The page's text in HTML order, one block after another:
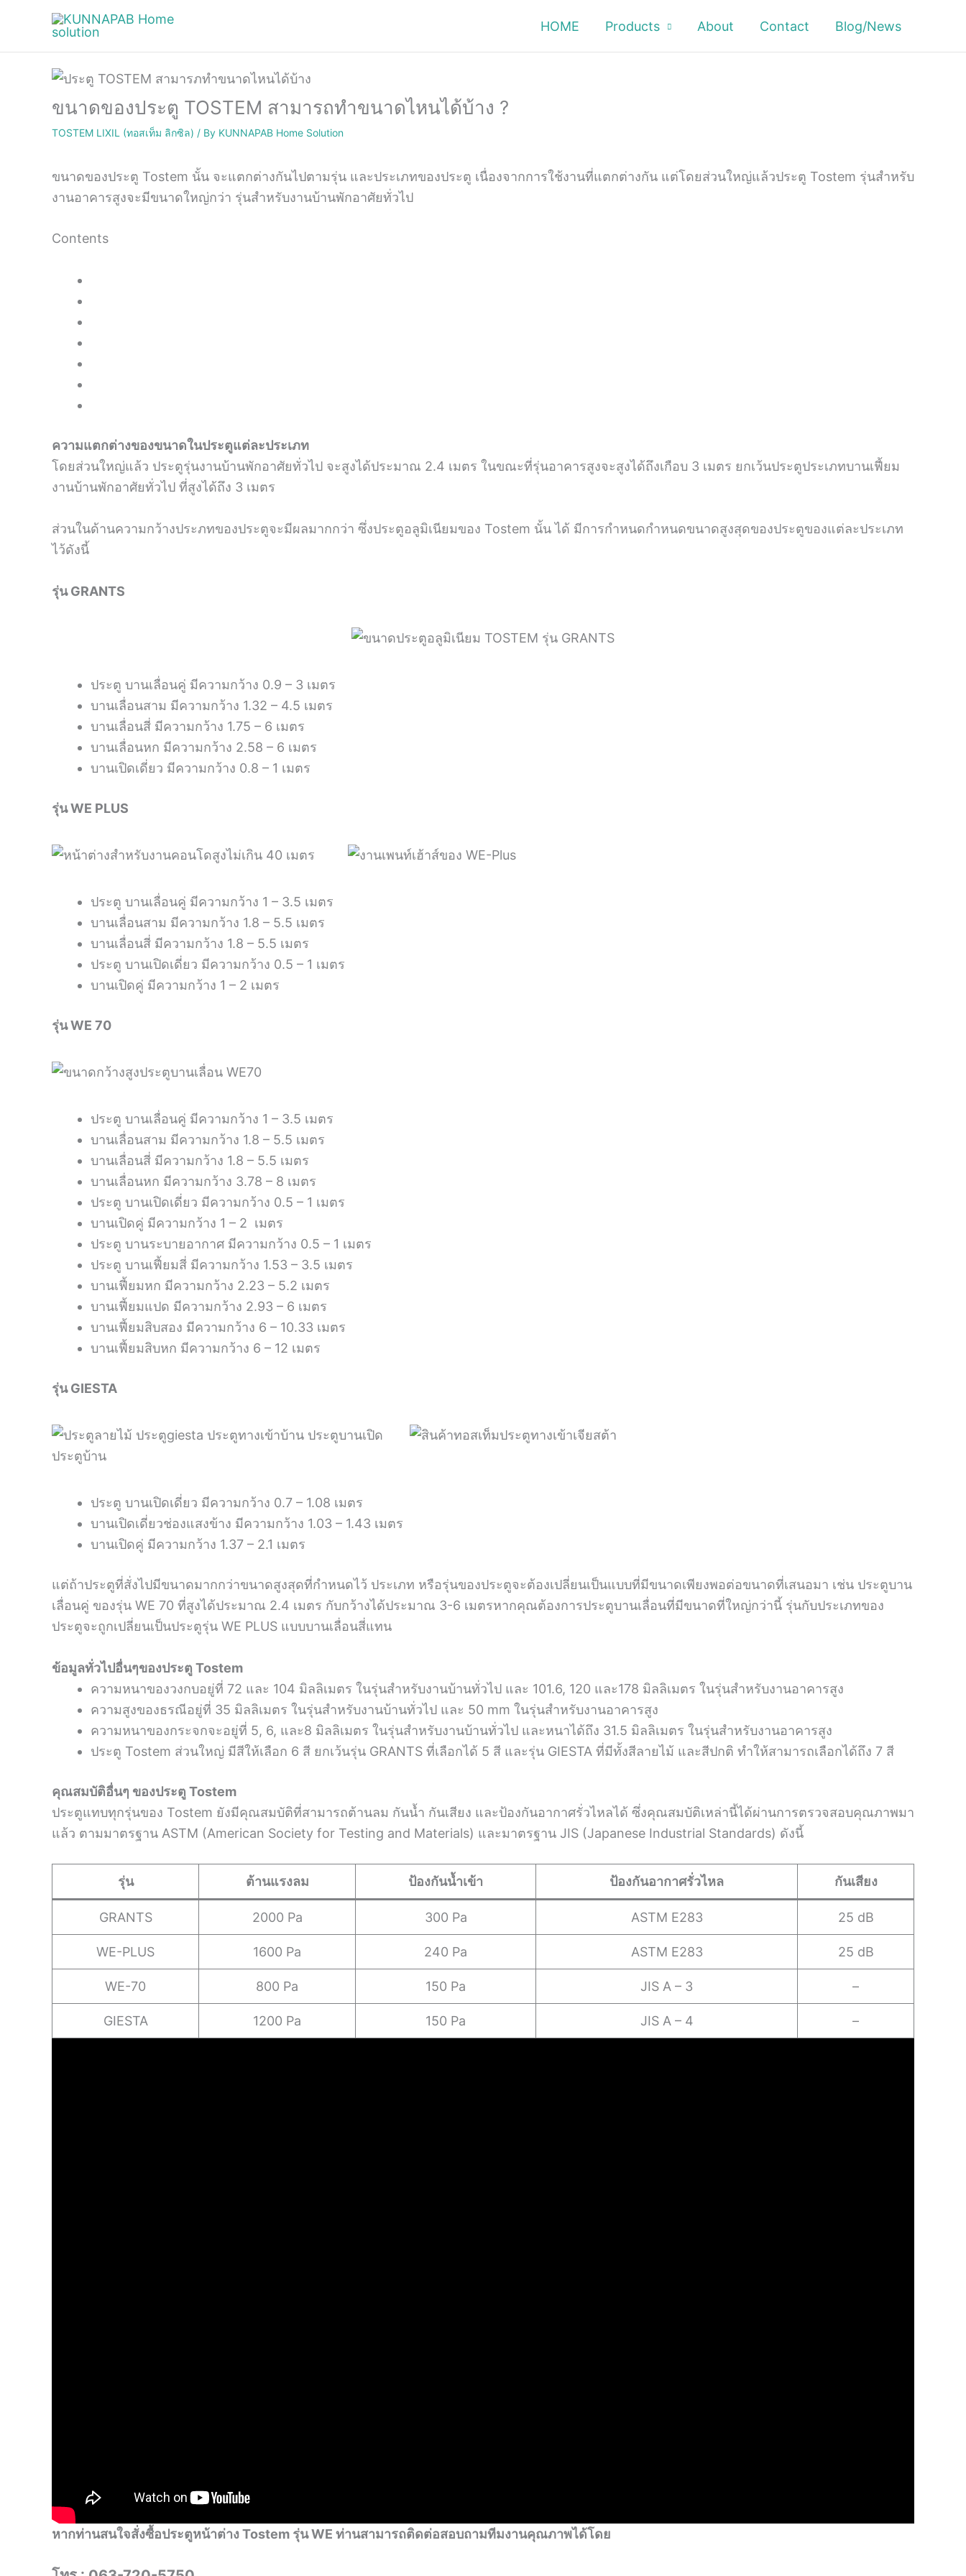
content
HOME Products About Contact Blog/News
ขนาดของประตู TOSTEM สามารถทำขนาดไหนได้บ้าง ?
TOSTEM LIXIL (ทอสเท็ม ลิกซิล) / By KUNNAPAB Home Solution
ขนาดของประตู Tostem นั้น จะแตกต่างกันไปตามรุ่น และประเภทของประตู เนื่องจากการใช้งานที่แตกต่างกัน แต่โดยส่วนใหญ่แล้วประตู Tostem รุ่นสำหรับ
งานอาคารสูงจะมีขนาดใหญ่กว่า รุ่นสำหรับงานบ้านพักอาศัยทั่วไป
Contents
ความแตกต่างของขนาดในประตูแต่ละประเภท
โดยส่วนใหญ่แล้ว ประตูรุ่นงานบ้านพักอาศัยทั่วไป จะสูงได้ประมาณ 2.4 เมตร ในขณะที่รุ่นอาคารสูงจะสูงได้ถึงเกือบ 3 เมตร ยกเว้นประตูประเภทบานเฟี้ยม
งานบ้านพักอาศัยทั่วไป ที่สูงได้ถึง 3 เมตร
ส่วนในด้านความกว้างประภทของประตูจะมีผลมากกว่า ซึ่งประตูอลูมิเนียมของ Tostem นั้น ได้ มีการกำหนดกำหนดขนาดสูงสุดของประตูของแต่ละประเภท
ไว้ดังนี้
รุ่น GRANTS
ประตู บานเลื่อนคู่ มีความกว้าง 0.9 – 3 เมตร
บานเลื่อนสาม มีความกว้าง 1.32 – 4.5 เมตร
บานเลื่อนสี่ มีความกว้าง 1.75 – 6 เมตร
บานเลื่อนหก มีความกว้าง 2.58 – 6 เมตร
บานเปิดเดี่ยว มีความกว้าง 0.8 – 1 เมตร
รุ่น WE PLUS
ประตู บานเลื่อนคู่ มีความกว้าง 1 – 3.5 เมตร
บานเลื่อนสาม มีความกว้าง 1.8 – 5.5 เมตร
บานเลื่อนสี่ มีความกว้าง 1.8 – 5.5 เมตร
ประตู บานเปิดเดี่ยว มีความกว้าง 0.5 – 1 เมตร
บานเปิดคู่ มีความกว้าง 1 – 2 เมตร
รุ่น WE 70
ประตู บานเลื่อนคู่ มีความกว้าง 1 – 3.5 เมตร
บานเลื่อนสาม มีความกว้าง 1.8 – 5.5 เมตร
บานเลื่อนสี่ มีความกว้าง 1.8 – 5.5 เมตร
บานเลื่อนหก มีความกว้าง 3.78 – 8 เมตร
ประตู บานเปิดเดี่ยว มีความกว้าง 0.5 – 1 เมตร
บานเปิดคู่ มีความกว้าง 1 – 2 เมตร
ประตู บานระบายอากาศ มีความกว้าง 0.5 – 1 เมตร
ประตู บานเฟี้ยมสี่ มีความกว้าง 1.53 – 3.5 เมตร
บานเฟี้ยมหก มีความกว้าง 2.23 – 5.2 เมตร
บานเฟี้ยมแปด มีความกว้าง 2.93 – 6 เมตร
บานเฟี้ยมสิบสอง มีความกว้าง 6 – 10.33 เมตร
บานเฟี้ยมสิบหก มีความกว้าง 6 – 12 เมตร
รุ่นGIESTA
ประตู บานเปิดเดี่ยว มีความกว้าง 0.7 – 1.08 เมตร
บานเปิดเดี่ยวช่องแสงข้าง มีความกว้าง 1.03 – 1.43 เมตร
บานเปิดคู่ มีความกว้าง 1.37 – 2.1 เมตร
แต่ถ้าประตูที่สั่งไปมีขนาดมากกว่าขนาดสูงสุดที่กำหนดไว้ ประเภท หรือรุ่นของประตูจะต้องเปลี่ยนเป็นแบบที่มีขนาดเพียงพอต่อขนาดที่เสนอมา เช่น ประตูบาน
เลื่อนคู่ ของรุ่น WE 70 ที่สูงได้ประมาณ 2.4 เมตร กับกว้างได้ประมาณ 3-6 เมตรหากคุณต้องการประตูบานเลื่อนที่มีขนาดที่ใหญ่กว่านี้ รุ่นกับประเภทของ
ประตูจะถูกเปลี่ยนเป็นประตูรุ่น WE PLUS แบบบานเลื่อนสี่แทน
ข้อมูลทั่วไปอื่นๆของประตู Tostem
ความหนาของวงกบอยู่ที่ 72 และ 104 มิลลิเมตร ในรุ่นสำหรับงานบ้านทั่วไป และ 101.6, 120 และ178 มิลลิเมตร ในรุ่นสำหรับงานอาคารสูง
ความสูงของธรณีอยู่ที่ 35 มิลลิเมตร ในรุ่นสำหรับงานบ้านทั่วไป และ 50 mm ในรุ่นสำหรับงานอาคารสูง
ความหนาของกระจกจะอยู่ที่ 5, 6, และ8 มิลลิเมตร ในรุ่นสำหรับงานบ้านทั่วไป และหนาได้ถึง 31.5 มิลลิเมตร ในรุ่นสำหรับงานอาคารสูง
ประตู Tostem ส่วนใหญ่ มีสีให้เลือก 6 สี ยกเว้นรุ่น GRANTS ที่เลือกได้ 5 สี และรุ่น GIESTA ที่มีทั้งสีลายไม้ และสีปกติ ทำให้สามารถเลือกได้ถึง 7 สี
คุณสมบัติอื่นๆ ของประตู Tostem
ประตูแทบทุกรุ่นของ Tostem ยังมีคุณสมบัติที่สามารถต้านลม กันน้ำ กันเสียง และป้องกันอากาศรั่วไหลได้ ซึ่งคุณสมบัติเหล่านี้ได้ผ่านการตรวจสอบคุณภาพมา
แล้ว ตามมาตรฐาน ASTM (American Society for Testing and Materials) และมาตรฐาน JIS (Japanese Industrial Standards) ดังนี้
รุ่น ต้านแรงลม ป้องกันน้ำเข้า ป้องกันอากาศรั่วไหล กันเสียง
GRANTS 2000 Pa 300 Pa ASTM E283 25 dB
WE-PLUS 1600 Pa 240 Pa ASTM E283 25 dB
WE-70 800 Pa 150 Pa JIS A – 3 –
GIESTA 1200 Pa 150 Pa JIS A – 4 –
หากท่านสนใจสั่งซื้อประตูหน้าต่าง Tostem รุ่น WE ท่านสามารถติดต่อสอบถามทีมงานคุณภาพได้โดย